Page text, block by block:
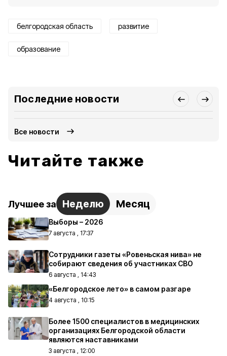
белгородская область развитие
образование
Последние новости
Все новости
Читайте также
Лучшее за Неделю Месяц
Выборы – 2026
7 августа , 17:37
Сотрудники газеты «Ровеньская нива» не
собирают сведения об участниках СВО
6 августа , 14:43
«Белгородское лето» в самом разгаре
4 августа , 10:15
Более 1500 специалистов в медицинских
организациях Белгородской области
являются наставниками
3 августа , 12:00